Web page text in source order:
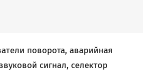
поворота, аварийная
сигнал, селектор